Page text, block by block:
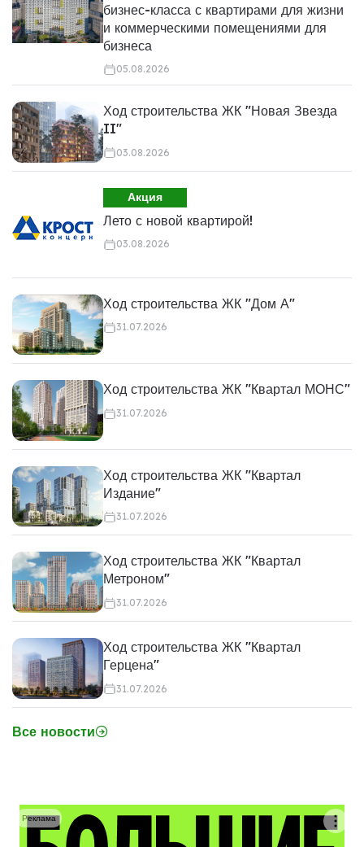
бизнес-класса с квартирами для жизни
и коммерческими помещениями для
бизнеса
05.08.2026
Ход строительства ЖК "Новая Звезда
II"
03.08.2026
Акция
Лето с новой квартирой!
03.08.2026
Ход строительства ЖК "Дом А"
31.07.2026
Ход строительства ЖК "Квартал МОНС"
31.07.2026
Ход строительства ЖК "Квартал
Издание"
31.07.2026
Ход строительства ЖК "Квартал
Метроном"
31.07.2026
Ход строительства ЖК "Квартал
Герцена"
31.07.2026
Все новости
Реклама